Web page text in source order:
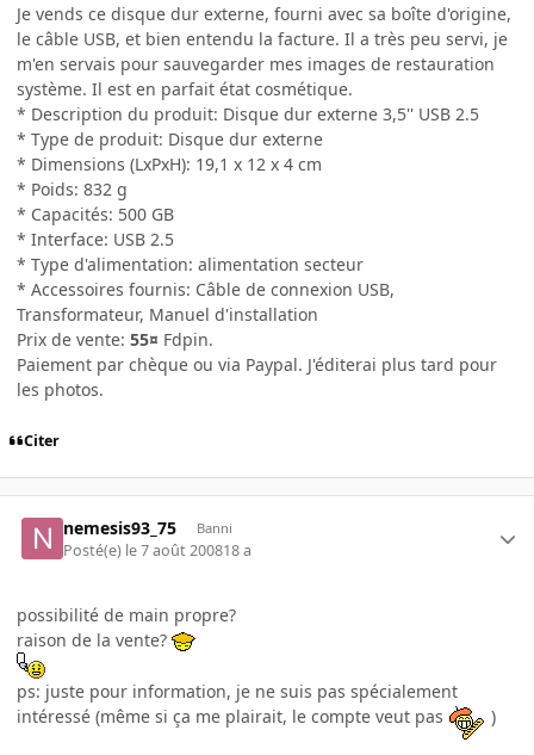
Je vends ce disque dur externe, fourni avec sa boîte d'origine,
le câble USB, et bien entendu la facture. Il a très peu servi, je
m'en servais pour sauvegarder mes images de restauration
système. Il est en parfait état cosmétique.
* Description du produit: Disque dur externe 3,5'' USB 2.5
* Type de produit: Disque dur externe
* Dimensions (LxPxH): 19,1 x 12 x 4 cm
* Poids: 832 g
* Capacités: 500 GB
* Interface: USB 2.5
* Type d'alimentation: alimentation secteur
* Accessoires fournis: Câble de connexion USB,
Transformateur, Manuel d'installation
Prix de vente: 55¤ Fdpin.
Paiement par chèque ou via Paypal. J'éditerai plus tard pour
les photos.
Citer
nemesis93_75 Banni
Posté(e) le 7 août 200818 a
possibilité de main propre?
raison de la vente?
ps: juste pour information, je ne suis pas spécialement
intéressé (même si ça me plairait, le compte veut pas
)